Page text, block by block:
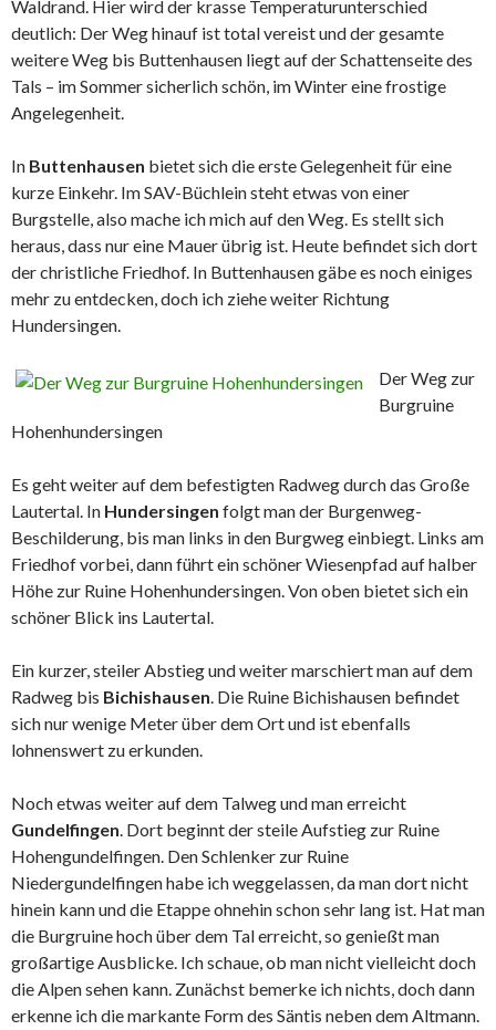
Waldrand. Hier wird der krasse Temperaturunterschied
deutlich: Der Weg hinauf ist total vereist und der gesamte
weitere Weg bis Buttenhausen liegt auf der Schattenseite des
Tals – im Sommer sicherlich schön, im Winter eine frostige
Angelegenheit.
In Buttenhausen bietet sich die erste Gelegenheit für eine
kurze Einkehr. Im SAV-Büchlein steht etwas von einer
Burgstelle, also mache ich mich auf den Weg. Es stellt sich
heraus, dass nur eine Mauer übrig ist. Heute befindet sich dort
der christliche Friedhof. In Buttenhausen gäbe es noch einiges
mehr zu entdecken, doch ich ziehe weiter Richtung
Hundersingen.
Der Weg zur
Burgruine
Hohenhundersingen
Es geht weiter auf dem befestigten Radweg durch das Große
Lautertal. In Hundersingen folgt man der Burgenweg-
Beschilderung, bis man links in den Burgweg einbiegt. Links am
Friedhof vorbei, dann führt ein schöner Wiesenpfad auf halber
Höhe zur Ruine Hohenhundersingen. Von oben bietet sich ein
schöner Blick ins Lautertal.
Ein kurzer, steiler Abstieg und weiter marschiert man auf dem
Radweg bis Bichishausen. Die Ruine Bichishausen befindet
sich nur wenige Meter über dem Ort und ist ebenfalls
lohnenswert zu erkunden.
Noch etwas weiter auf dem Talweg und man erreicht
Gundelfingen. Dort beginnt der steile Aufstieg zur Ruine
Hohengundelfingen. Den Schlenker zur Ruine
Niedergundelfingen habe ich weggelassen, da man dort nicht
hinein kann und die Etappe ohnehin schon sehr lang ist. Hat man
die Burgruine hoch über dem Tal erreicht, so genießt man
großartige Ausblicke. Ich schaue, ob man nicht vielleicht doch
die Alpen sehen kann. Zunächst bemerke ich nichts, doch dann
erkenne ich die markante Form des Säntis neben dem Altmann.